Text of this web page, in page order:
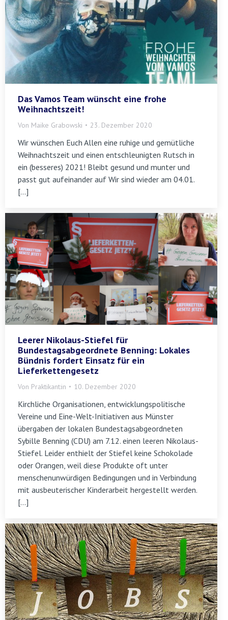
Das Vamos Team wünscht eine frohe
Weihnachtszeit!
Von Maike Grabowski 23. Dezember 2020
Wir wünschen Euch Allen eine ruhige und gemütliche
Weihnachtszeit und einen entschleunigten Rutsch in
ein (besseres) 2021! Bleibt gesund und munter und
passt gut aufeinander auf Wir sind wieder am 04.01.
[…]
Leerer Nikolaus-Stiefel für
Bundestagsabgeordnete Benning: Lokales
Bündnis fordert Einsatz für ein
Lieferkettengesetz
Von Praktikant:in 10. Dezember 2020
Kirchliche Organisationen, entwicklungspolitische
Vereine und Eine-Welt-Initiativen aus Münster
übergaben der lokalen Bundestagsabgeordneten
Sybille Benning (CDU) am 7.12. einen leeren Nikolaus-
Stiefel. Leider enthielt der Stiefel keine Schokolade
oder Orangen, weil diese Produkte oft unter
menschenunwürdigen Bedingungen und in Verbindung
mit ausbeuterischer Kinderarbeit hergestellt werden.
[…]